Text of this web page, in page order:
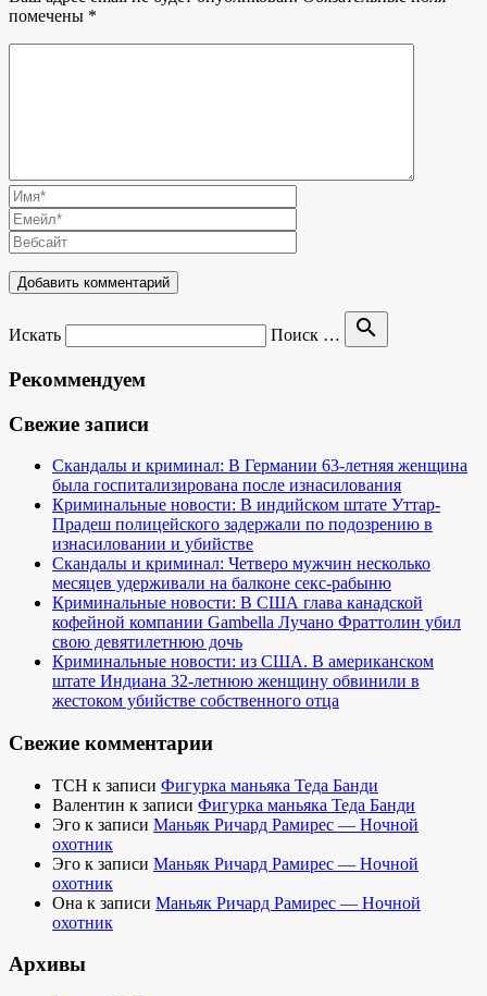
помечены *
Искать Поиск … search
Рекоммендуем
Свежие записи
Скандалы и криминал: В Германии 63-летняя женщина
была госпитализирована после изнасилования
Криминальные новости: В индийском штате Уттар-
Прадеш полицейского задержали по подозрению в
изнасиловании и убийстве
Скандалы и криминал: Четверо мужчин несколько
месяцев удерживали на балконе секс-рабыню
Криминальные новости: В США глава канадской
кофейной компании Gambella Лучано Фраттолин убил
свою девятилетнюю дочь
Криминальные новости: из США. В американском
штате Индиана 32-летнюю женщину обвинили в
жестоком убийстве собственного отца
Свежие комментарии
TCH к записи Фигурка маньяка Теда Банди
Валентин к записи Фигурка маньяка Теда Банди
Эго к записи Маньяк Ричард Рамирес — Ночной
охотник
Эго к записи Маньяк Ричард Рамирес — Ночной
охотник
Она к записи Маньяк Ричард Рамирес — Ночной
охотник
Архивы